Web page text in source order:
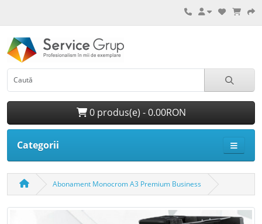
0 produs(e) - 0.00RON
Categorii
Abonament Monocrom A3 Premium Business